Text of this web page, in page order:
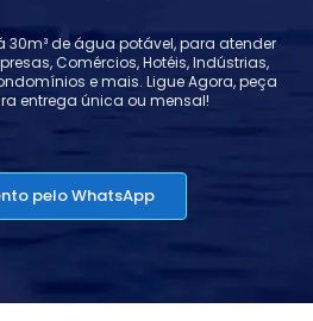
30m³ de água potável, para atender
Comércios, Hotéis, Indústrias,
e mais. Ligue Agora, peça
entrega única ou mensal!
pelo WhatsApp